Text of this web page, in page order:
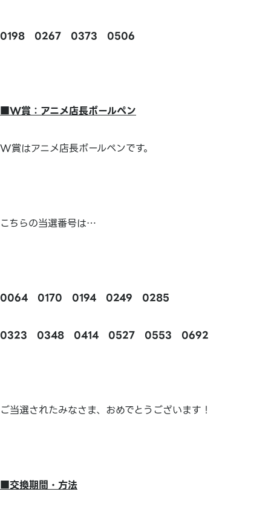
0198 0267 0373 0506
■W賞：アニメ店長ボールペン
W賞はアニメ店長ボールペンです。
こちらの当選番号は…
0064 0170 0194 0249 0285
0323 0348 0414 0527 0553 0692
ご当選されたみなさま、おめでとうございます！
■交換期間・方法